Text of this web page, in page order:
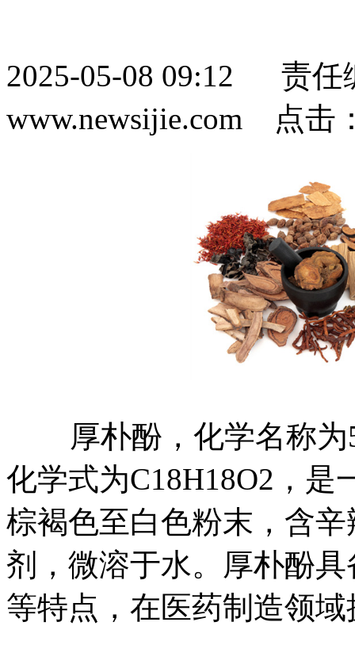
2025-05-08 09:12 责
www.newsijie.com 点击
厚朴酚，化学名称为
化学式为C18H18O2，
棕褐色至白色粉末，含
剂，微溶于水。厚朴酚
等特点，在医药制造领